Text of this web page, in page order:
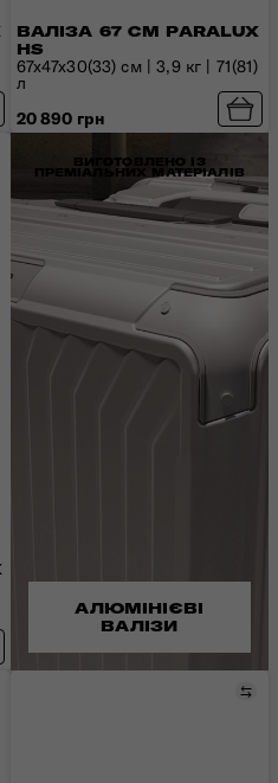
ВАЛІЗА 67 СМ PARALUX
HS
67x47x30(33) см | 3,9 кг | 71(81)
л
20 890 грн
ВИГОТОВЛЕНО ІЗ
ПРЕМІАЛЬНИХ МАТЕРІАЛІВ
АЛЮМІНІЄВІ
ВАЛІЗИ